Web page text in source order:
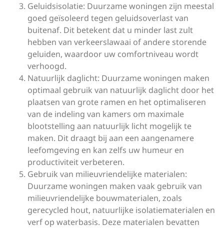
Geluidsisolatie: Duurzame woningen zijn meestal
goed geïsoleerd tegen geluidsoverlast van
buitenaf. Dit betekent dat u minder last zult
hebben van verkeerslawaai of andere storende
geluiden, waardoor uw comfortniveau wordt
verhoogd.
Natuurlijk daglicht: Duurzame woningen maken
optimaal gebruik van natuurlijk daglicht door het
plaatsen van grote ramen en het optimaliseren
van de indeling van kamers om maximale
blootstelling aan natuurlijk licht mogelijk te
maken. Dit draagt bij aan een aangenamere
leefomgeving en kan zelfs uw humeur en
productiviteit verbeteren.
Gebruik van milieuvriendelijke materialen:
Duurzame woningen maken vaak gebruik van
milieuvriendelijke bouwmaterialen, zoals
gerecycled hout, natuurlijke isolatiematerialen en
verf op waterbasis. Deze materialen bevatten